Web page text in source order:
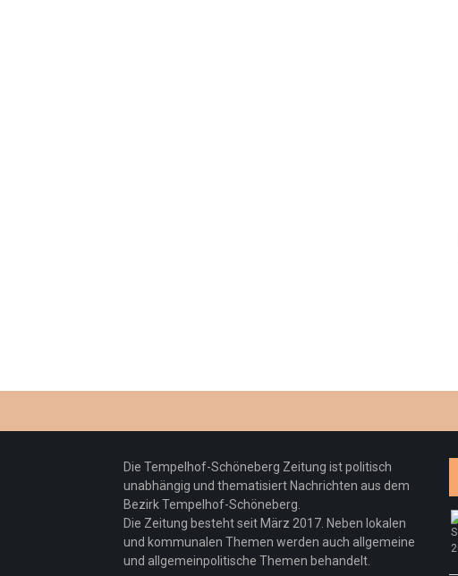
Die Tempelhof-Schöneberg Zeitung ist politisch
unabhängig und thematisiert Nachrichten aus dem
Bezirk Tempelhof-Schöneberg.
Die Zeitung besteht seit März 2017. Neben lokalen
und kommunalen Themen werden auch allgemeine
und allgemeinpolitische Themen behandelt.